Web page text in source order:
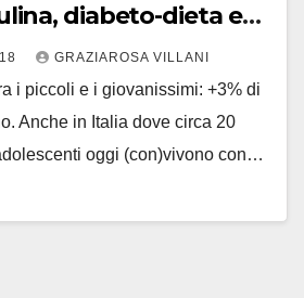
diabeto-dieta e
GRAZIAROSA VILLANI
i piccoli e i giovanissimi: +3% di
Anche in Italia dove circa 20
oggi (con)vivono con…